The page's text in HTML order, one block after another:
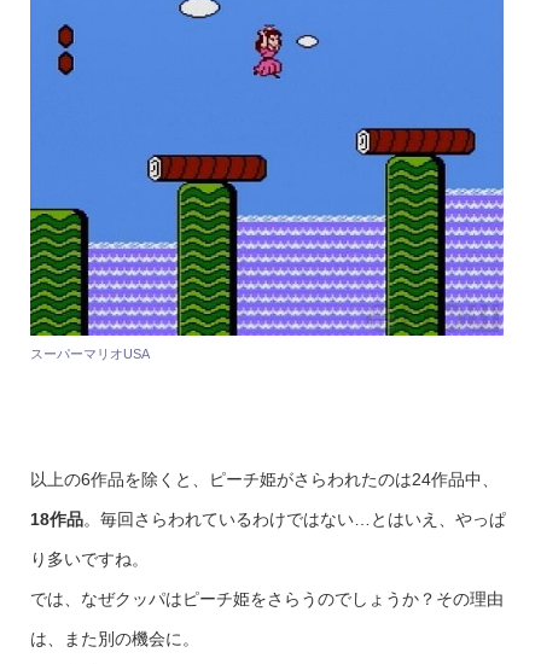
スーパーマリオUSA
以上の6作品を除くと、ピーチ姫がさらわれたのは24作品中、
18作品。毎回さらわれているわけではない…とはいえ、やっぱ
り多いですね。
では、なぜクッパはピーチ姫をさらうのでしょうか？その理由
は、また別の機会に。